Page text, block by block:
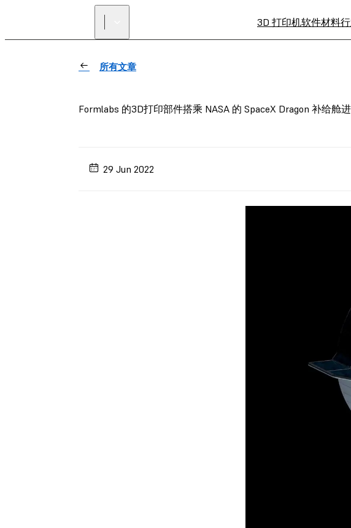
3D 打印机软件材料
所有文章
Formlabs 的3D打印部件搭乘 NASA 的 SpaceX Dragon 补给舱
29 Jun 2022